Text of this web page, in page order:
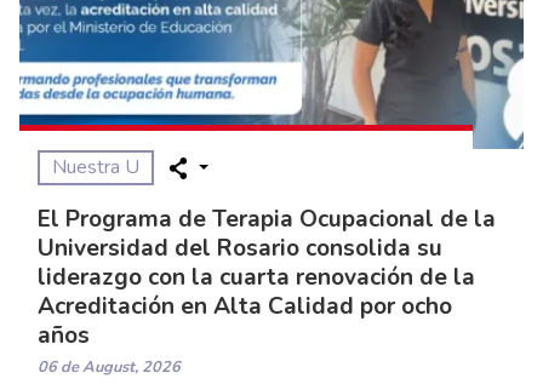
Nuestra U
El Programa de Terapia Ocupacional de la
Universidad del Rosario consolida su
liderazgo con la cuarta renovación de la
Acreditación en Alta Calidad por ocho
años
06 de August, 2026